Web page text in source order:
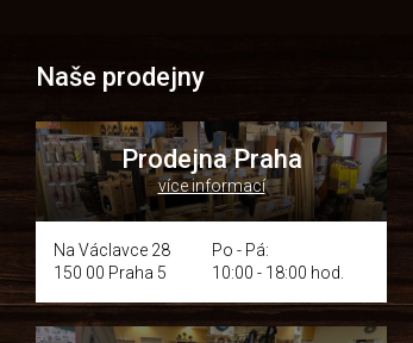
Naše prodejny
Prodejna Praha
více informací
Na Václavce 28
150 00 Praha 5
Po - Pá:
10:00 - 18:00 hod.